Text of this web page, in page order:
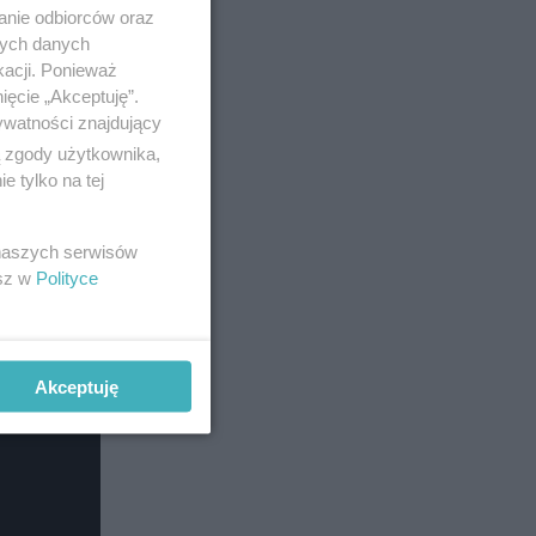
odbiorców oraz
danych
Ponieważ
„Akceptuję”.
znajdujący
użytkownika,
tylko na tej
serwisów
w Polityce
Akceptuję